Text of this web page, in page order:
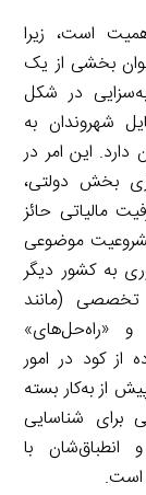
است، زیرا
بخشی از یک
در شکل
شهروندان به
این امر در
بخش دولتی،
مالیاتی حائز
موضوعی
به کشور دیگر
(مانند
و «راه‌حل‌های»
از کود در امور
از به‌کار بسته
برای شناسایی
با
است.